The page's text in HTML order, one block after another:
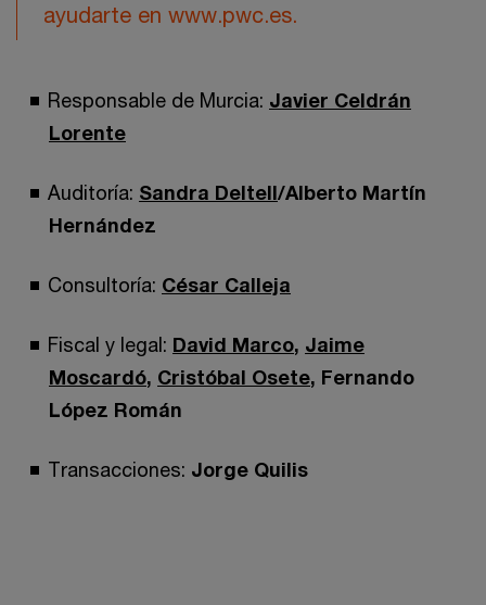
ayudarte en www.pwc.es.
Responsable de Murcia: Javier Celdrán
Lorente
Auditoría: Sandra Deltell/Alberto Martín
Hernández
Consultoría: César Calleja
Fiscal y legal: David Marco, Jaime
Moscardó, Cristóbal Osete, Fernando
López Román
Transacciones: Jorge Quilis